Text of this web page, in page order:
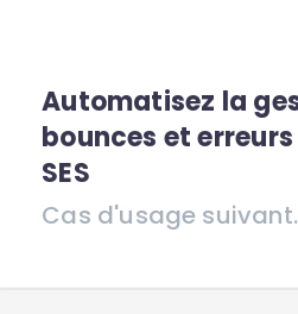
Automatisez la
bounces et
SES
Cas d'usage suivant.